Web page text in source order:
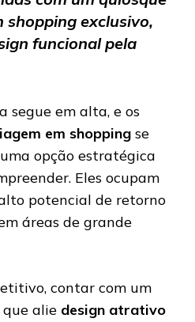
shopping exclusivo,
funcional pela
segue em alta, e os
em shopping se
opção estratégica
Eles ocupam
potencial de retorno
áreas de grande
contar com um
alie design atrativo